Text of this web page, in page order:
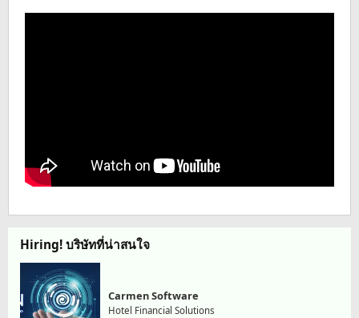
Hiring! บริษัทที่น่าสนใจ
Carmen Software
Hotel Financial Solutions